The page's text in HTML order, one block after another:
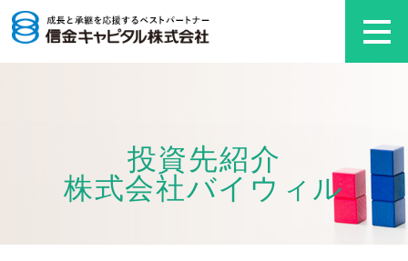
投資先紹介
株式会社バイウィル